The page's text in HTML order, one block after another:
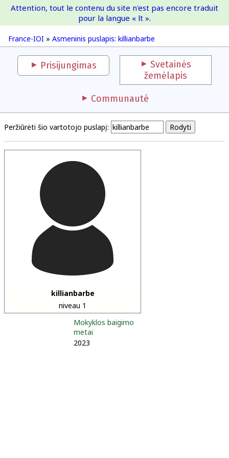
France-IOI
France-IOI » Asmeninis puslapis: killianbarbe
Attention, tout le contenu du site n'est pas encore traduit
pour la langue « lt ».
Prisijungimas
Svetainės
žemėlapis
Communauté
Peržiūrėti šio vartotojo puslapį:
killianbarbe
niveau 1
Mokyklos baigimo
metai
2023